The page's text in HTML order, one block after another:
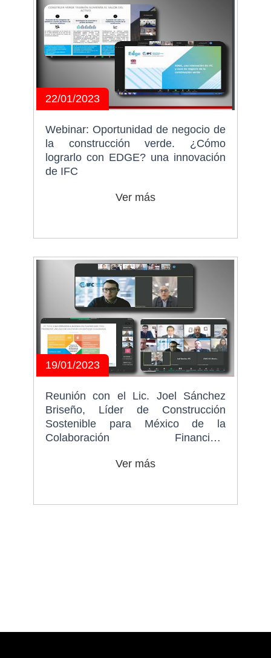
22/01/2023
Webinar: Oportunidad de negocio de
la construcción verde. ¿Cómo
lograrlo con EDGE? una innovación
de IFC
Ver más
19/01/2023
Reunión con el Lic. Joel Sánchez
Briseño, Líder de Construcción
Sostenible para México de la
Colaboración Financiera
Ver más